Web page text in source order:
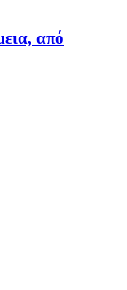
από